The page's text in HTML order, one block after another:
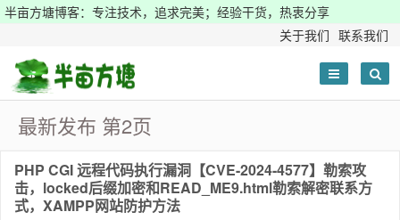
半亩方塘博客：专注技术，追求完美；经验干货，热衷分享
关于我们 联系我们
最新发布 第2页
PHP CGI 远程代码执行漏洞【CVE-2024-4577】勒索攻
击，locked后缀加密和READ_ME9.html勒索解密联系方
式，XAMPP网站防护方法